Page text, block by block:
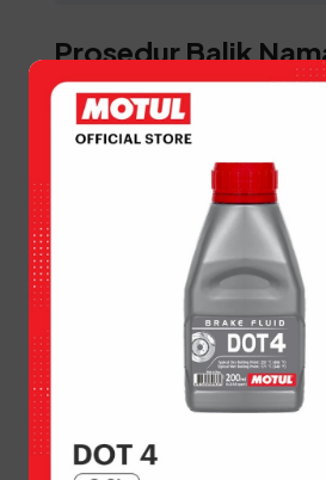
Prosedur Balik
Kendaraan (BBN II) di
Kabupaten Aceh
Sangat disarankan bagi
Timur yang membeli
segera melakukan balik
legalitas kepemilikan
sendiri dan mempermudah
STNK asli
SKPD asli terakhir